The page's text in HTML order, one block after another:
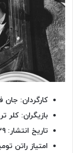
کارگردان: جان
بازیگران: کلر
تاریخ انتشار: ۱۹۳۹
امتیاز راتن